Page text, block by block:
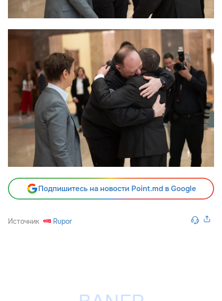
Подпишитесь на новости Point.md в Google
Источник Rupor